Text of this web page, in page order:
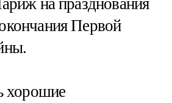
на празднования
Первой
хорошие